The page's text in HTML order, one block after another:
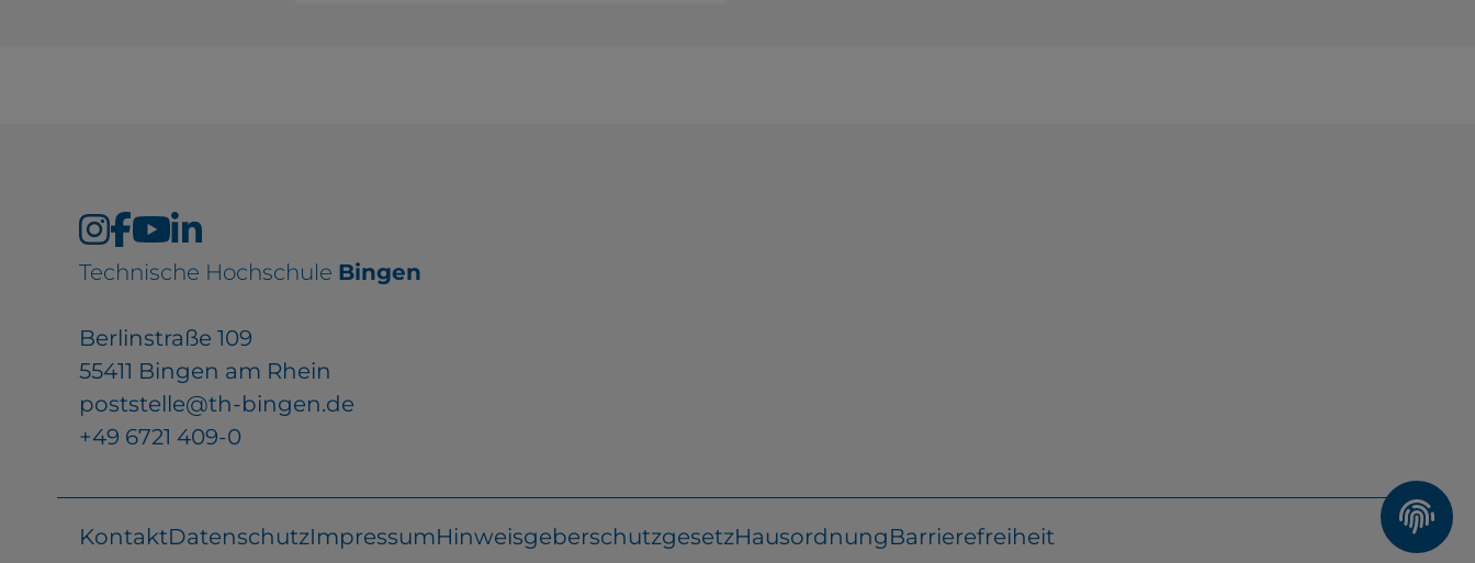
Technische Hochschule Bingen
Berlinstraße 109
55411 Bingen am Rhein
poststelle@th-bingen.de
+49 6721 409-0
KontaktDatenschutzImpressumHinweisgeberschutzgesetzHausordnungBarrierefreiheit